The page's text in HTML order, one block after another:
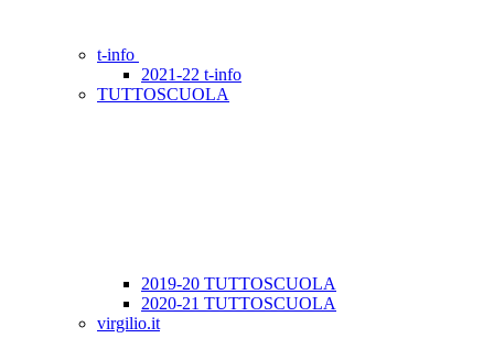
t-info
2021-22 t-info
TUTTOSCUOLA
2019-20 TUTTOSCUOLA
2020-21 TUTTOSCUOLA
virgilio.it